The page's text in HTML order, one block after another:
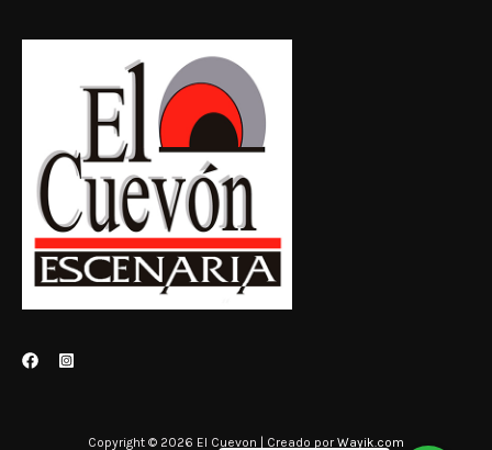
Copyright © 2026 El Cuevon | Creado por Wayik.com